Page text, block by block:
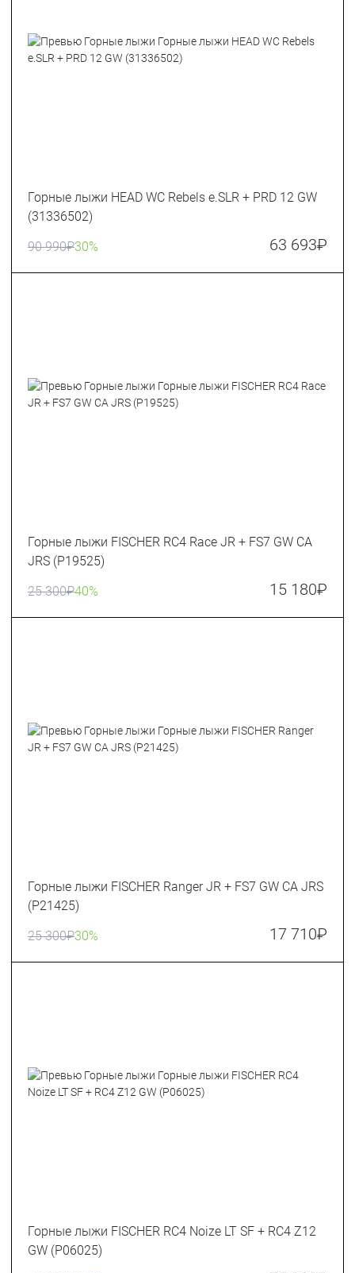
Горные лыжи HEAD WC Rebels e.SLR + PRD 12 GW
(31336502)
90 990₽30% 63 693₽
Горные лыжи FISCHER RC4 Race JR + FS7 GW CA
JRS (P19525)
25 300₽40% 15 180₽
Горные лыжи FISCHER Ranger JR + FS7 GW CA JRS
(P21425)
25 300₽30% 17 710₽
Горные лыжи FISCHER RC4 Noize LT SF + RC4 Z12
GW (P06025)